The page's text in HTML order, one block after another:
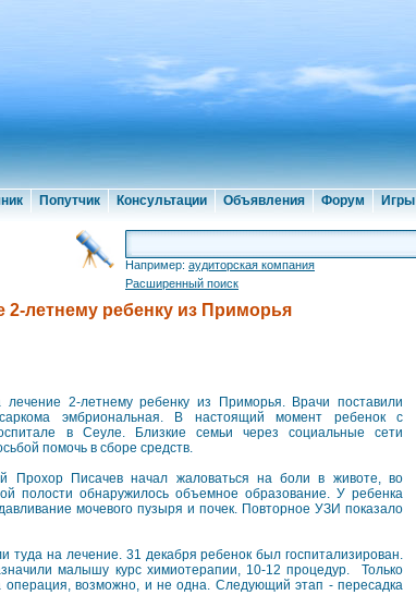
Попутчик Консультации Объявления Форум Игры
Например: аудиторская компания
Расширенный поиск
2-летнему ребенку из Приморья
2-летнему ребенку из Приморья. Врачи поставили
эмбриональная. В настоящий момент ребенок с
в Сеуле. Близкие семьи через социальные сети
помочь в сборе средств.
Прохор Писачев начал жаловаться на боли в животе, во
полости обнаружилось объемное образование. У ребенка
мочевого пузыря и почек. Повторное УЗИ показало
туда на лечение. 31 декабря ребенок был госпитализирован.
малышу курс химиотерапии, 10-12 процедур. Только
операция, возможно, и не одна. Следующий этап - пересадка